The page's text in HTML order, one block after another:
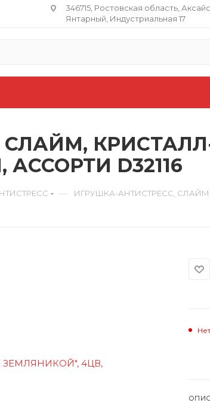
346715, Ростовская область​,
Янтарный, Индустриальная 17
D32116
— ИГРУШКА-АНТИСТРЕСС, СЛАЙМ,